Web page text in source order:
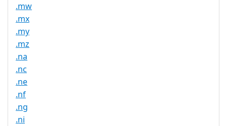
.mw
.mx
.my
.mz
.na
.nc
.ne
.nf
.ng
.ni